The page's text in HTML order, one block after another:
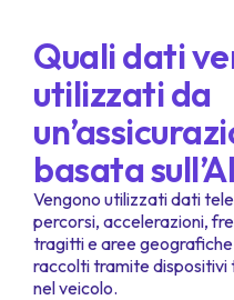
Quali dati
utilizzati da
basata
Vengono utilizzati dati
percorsi, accelerazioni,
tragitti e aree
raccolti tramite
nel veicolo.